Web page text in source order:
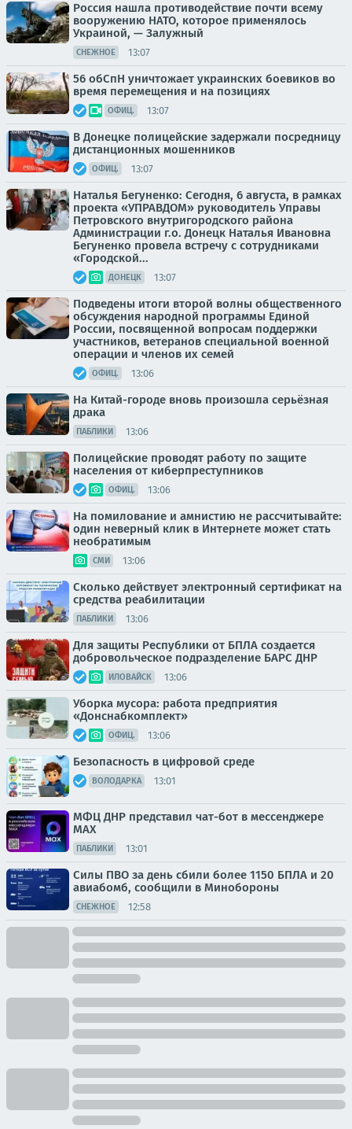
Россия нашла противодействие почти всему
вооружению НАТО, которое применялось
Украиной, — Залужный
СНЕЖНОЕ 13:07
56 обСпН уничтожает украинских боевиков во
время перемещения и на позициях
ОФИЦ. 13:07
В Донецке полицейские задержали посредницу
дистанционных мошенников
ОФИЦ. 13:07
Наталья Бегуненко: Сегодня, 6 августа, в рамках
проекта «УПРАВДОМ» руководитель Управы
Петровского внутригородского района
Администрации г.о. Донецк Наталья Ивановна
Бегуненко провела встречу с сотрудниками
«Городской...
ДОНЕЦК 13:07
Подведены итоги второй волны общественного
обсуждения народной программы Единой
России, посвященной вопросам поддержки
участников, ветеранов специальной военной
операции и членов их семей
ОФИЦ. 13:06
На Китай-городе вновь произошла серьёзная
драка
ПАБЛИКИ 13:06
Полицейские проводят работу по защите
населения от киберпреступников
ОФИЦ. 13:06
На помилование и амнистию не рассчитывайте:
один неверный клик в Интернете может стать
необратимым
СМИ 13:06
Сколько действует электронный сертификат на
средства реабилитации
ПАБЛИКИ 13:06
Для защиты Республики от БПЛА создается
добровольческое подразделение БАРС ДНР
ИЛОВАЙСК 13:06
Уборка мусора: работа предприятия
«Донснабкомплект»
ОФИЦ. 13:06
Безопасность в цифровой среде
ВОЛОДАРКА 13:01
МФЦ ДНР представил чат-бот в мессенджере
MAX
ПАБЛИКИ 13:01
Силы ПВО за день сбили более 1150 БПЛА и 20
авиабомб, сообщили в Минобороны
СНЕЖНОЕ 12:58